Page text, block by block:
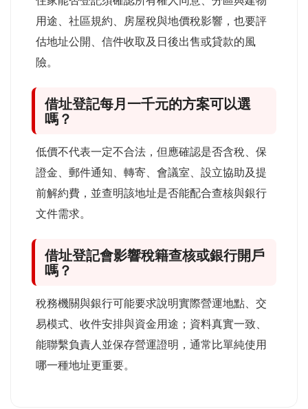
用途、社區規約、房屋稅與地價稅影響，也要評
估地址公開、信件收取及日後出售或貸款的風
險。
借址登記每月一千元的方案可以選
嗎？
低價不代表一定不合法，但應確認是否含稅、保
證金、郵件通知、轉寄、會議室、設立協助及提
前解約費，並查明該地址是否能配合查核與銀行
文件需求。
借址登記會影響稅籍查核或銀行開戶
嗎？
稅務機關與銀行可能要求說明實際營運地點、交
易模式、收件安排與資金用途；資料真實一致、
能聯繫負責人並保存營運證明，通常比單純使用
哪一種地址更重要。